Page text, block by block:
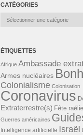
CATÉGORIES
Catégories
ÉTIQUETTES
Afrique Ambassade
Armes nucléaires
Colonialisme Colonisation
Coronavirus
Extraterrestre(s) Fête
Guerres américaines
Intelligence artificielle Israël